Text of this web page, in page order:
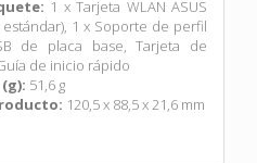
1 x Tarjeta WLAN ASUS
estándar), 1 x Soporte de perfil
de placa base,Tarjeta de
de inicio rápido
51,6 g
120,5 x 88,5 x 21,6 mm